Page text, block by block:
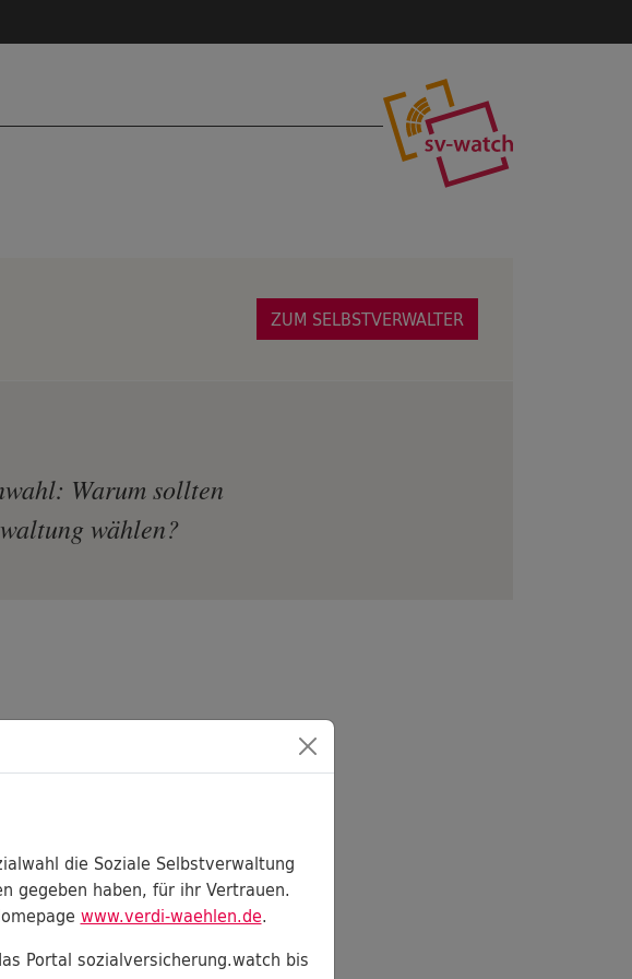
ZUM SELBSTVERWALTER
Warum sollten
wählen?
länger mein
mich um die
zur
der ver.di
Seite habe ich
die Soziale Selbstverwaltung
gegeben haben, für ihr Vertrauen.
www.verdi-waehlen.de.
Portal sozialversicherung.watch bis